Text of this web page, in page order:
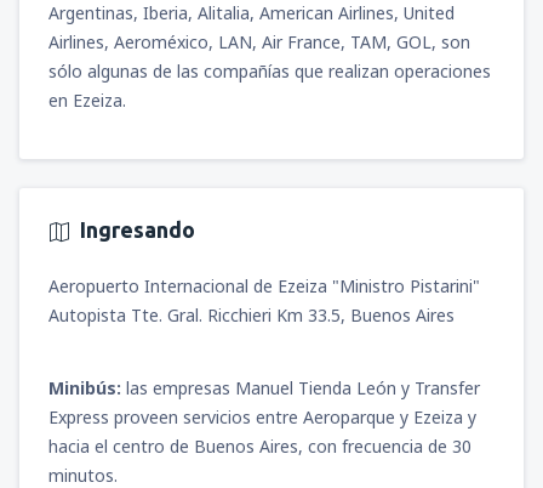
Argentinas, Iberia, Alitalia, American Airlines, United
Airlines, Aeroméxico, LAN, Air France, TAM, GOL, son
sólo algunas de las compañías que realizan operaciones
en Ezeiza.
Ingresando
Aeropuerto Internacional de Ezeiza "Ministro Pistarini"
Autopista Tte. Gral. Ricchieri Km 33.5, Buenos Aires
Minibús: las empresas Manuel Tienda León y Transfer
Express proveen servicios entre Aeroparque y Ezeiza y
hacia el centro de Buenos Aires, con frecuencia de 30
minutos.